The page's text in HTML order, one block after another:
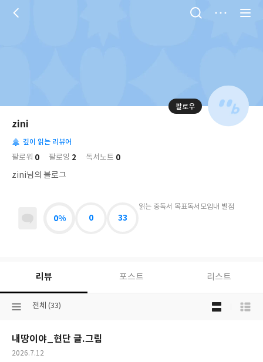
팔로우
zini
님
의
사
락
깊이 읽는 리뷰어
팔로워 0 팔로잉 2 독서노트 0
zini님의 블로그
읽는 중독서 목표
0%
독서모임
0
내 별점
33
리뷰 포스트 리스트
선
분
류
전체 (33)
내땅이야_현단 글.그림
작
2026.7.12